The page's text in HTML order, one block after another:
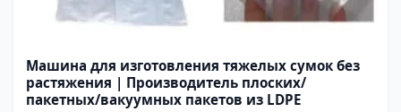
Машина для изготовления тяжелых сумок без
растяжения | Производитель плоских/
пакетных/вакуумных пакетов из LDPE